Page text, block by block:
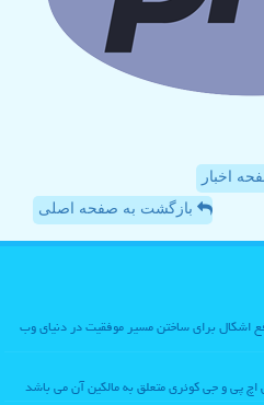
اخبار
بازگشت به صفحه اصلی
اشکال برای ساختن مسیر موفقیت در دنیای وب